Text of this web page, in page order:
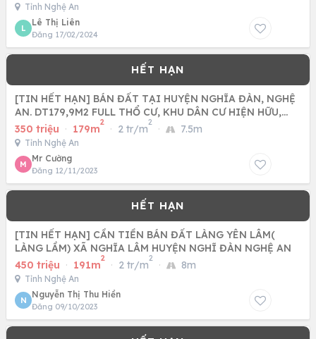
Tỉnh Nghệ An
L
Lê Thị Liên
Đăng 17/02/2024
[TIN HẾT HẠN] BÁN ĐẤT TẠI HUYỆN NGHĨA ĐÀN, NGHỆ
AN. DT179,9M2 FULL THỔ CƯ, KHU DÂN CƯ HIỆN HỮU,
XÂY DỰNG TỰ DO.
350 triệu · 179m
2
· 2 tr/m
2
· 7.5m
Tỉnh Nghệ An
M
Mr Cường
Đăng 12/11/2023
[TIN HẾT HẠN] CẦN TIỀN BÁN ĐẤT LÀNG YÊN LÂM(
LÀNG LẦM) XÃ NGHĨA LÂM HUYỆN NGHĨ ĐÀN NGHỆ AN
450 triệu · 191m
2
· 2 tr/m
2
· 8m
Tỉnh Nghệ An
N
Nguyễn Thị Thu Hiền
Đăng 09/10/2023